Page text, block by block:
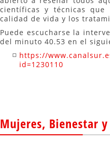
científicas y técnicas
calidad de vida y los
Puede escucharse la
del minuto 40.53 en el
https://
id=1230110
Mujeres, Bienestar